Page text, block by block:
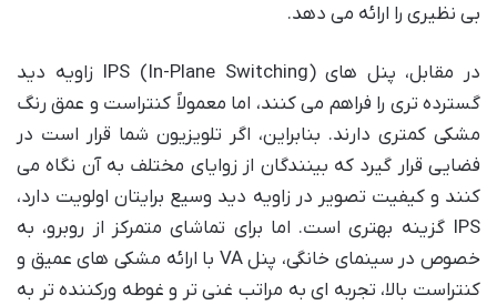
بی نظیری را ارائه می دهد.
در مقابل، پنل های IPS (In-Plane Switching) زاویه دید
گسترده تری را فراهم می کنند، اما معمولاً کنتراست و عمق رنگ
مشکی کمتری دارند. بنابراین، اگر تلویزیون شما قرار است در
فضایی قرار گیرد که بینندگان از زوایای مختلف به آن نگاه می
کنند و کیفیت تصویر در زاویه دید وسیع برایتان اولویت دارد،
IPS گزینه بهتری است. اما برای تماشای متمرکز از روبرو، به
خصوص در سینمای خانگی، پنل VA با ارائه مشکی های عمیق و
کنتراست بالا، تجربه ای به مراتب غنی تر و غوطه ورکننده تر به